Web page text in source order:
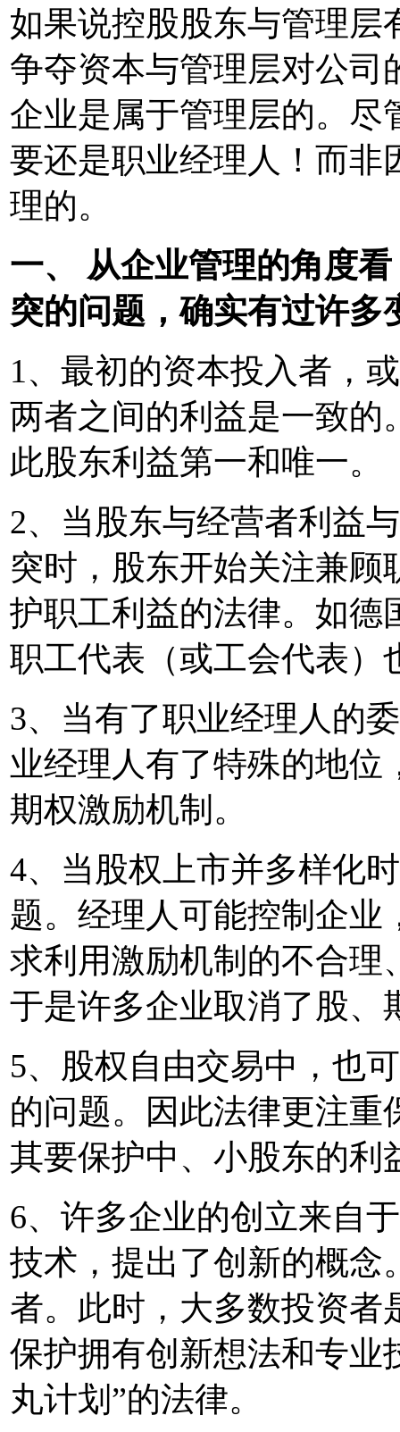
如果说控股股东与管理层
争夺资本与管理层对公司
企业是属于管理层的。尽
要还是职业经理人！而非
理的。
一、 从企业管理的角度
突的问题，确实有过许多
1、最初的资本投入者，
两者之间的利益是一致的
此股东利益第一和唯一。
2、当股东与经营者利益
突时，股东开始关注兼顾
护职工利益的法律。如德
职工代表（或工会代表）
3、当有了职业经理人的
业经理人有了特殊的地位
期权激励机制。
4、当股权上市并多样化
题。经理人可能控制企业
求利用激励机制的不合理
于是许多企业取消了股、
5、股权自由交易中，也
的问题。因此法律更注重
其要保护中、小股东的利
6、许多企业的创立来自
技术，提出了创新的概念
者。此时，大多数投资者
保护拥有创新想法和专业
丸计划”的法律。